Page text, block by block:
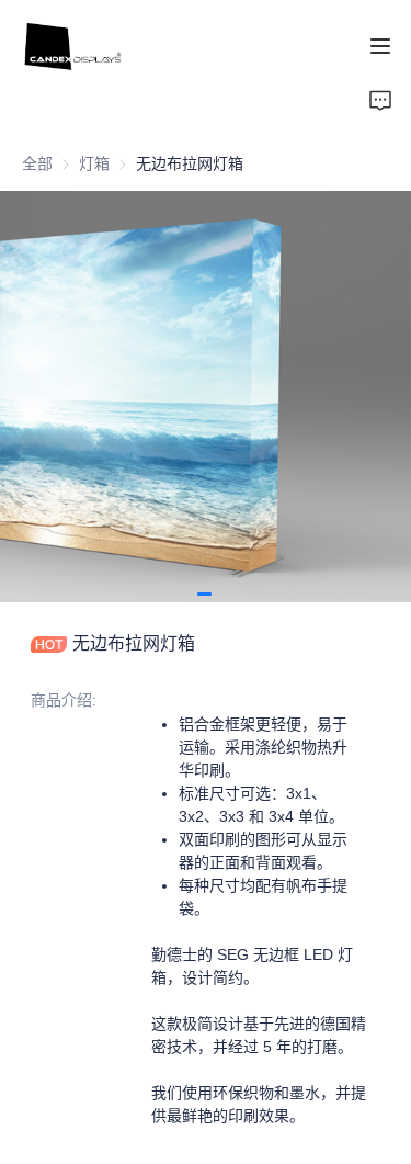
全部 灯箱 灯箱无边布拉网灯箱
无边布拉网灯箱
商品介绍:
铝合金框架更轻便，易于
运输。采用涤纶织物热升
华印刷。
标准尺寸可选：3x1、
3x2、3x3 和 3x4 单位。
双面印刷的图形可从显示
器的正面和背面观看。
每种尺寸均配有帆布手提
袋。
勤德士的 SEG 无边框 LED 灯
箱，设计简约。
这款极简设计基于先进的德国精
密技术，并经过 5 年的打磨。
我们使用环保织物和墨水，并提
供最鲜艳的印刷效果。
案例
产品
关于我们